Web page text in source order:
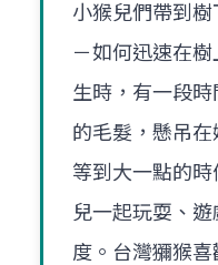
小猴兒們帶到
－如何迅速在
生時，有一段
的毛髮，懸吊在
等到大一點的
兒一起玩耍、
度。台灣獼猴